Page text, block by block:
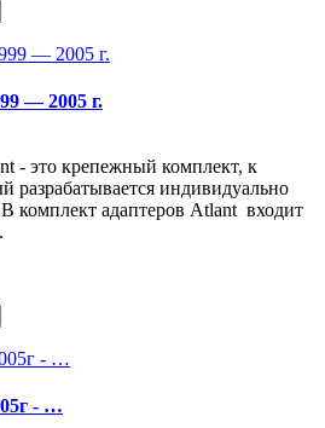
— 2005 г.
- это крепежный комплект, к
разрабатывается индивидуально
комплект адаптеров Atlant входит
- …